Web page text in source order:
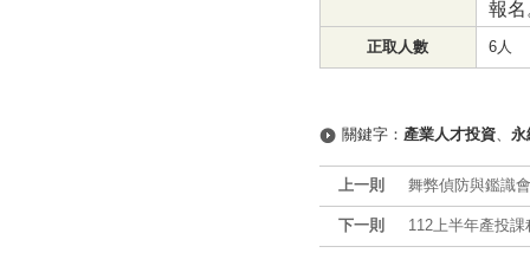
報名
正取人數 6人
關鍵字： 產業人才投資、 永
上一則 舞弊偵防與鑑識
下一則 112上半年產投